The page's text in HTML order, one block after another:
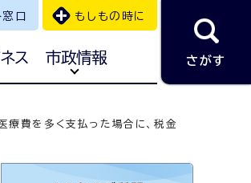
窓口 もしもの時に
ス 市政情報 さがす
医療費を多く支払った場合に、税金